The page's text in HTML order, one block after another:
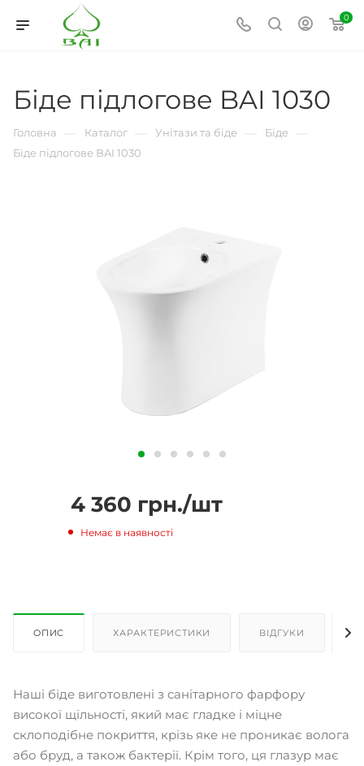
0
Біде підлогове BAI 1030
Головна Каталог Унітази та біде Біде
Біде підлогове BAI 1030
4 360 грн./шт
Немає в наявності
ОПИС ХАРАКТЕРИСТИКИ ВІДГУКИ
Наші біде виготовлені з санітарного фарфору
високої щільності, який має гладке і міцне
склоподібне покриття, крізь яке не проникає волога
або бруд, а також бактерії. Крім того, ця глазур має